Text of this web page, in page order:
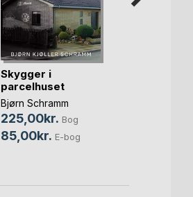
Skygger i
parcelhuset
Bjørn Schramm
225,00kr. Bog
85,00kr. E-bog